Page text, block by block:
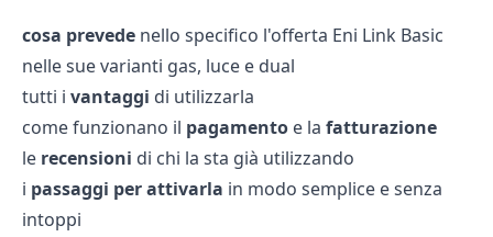
cosa prevede nello specifico l'offerta Eni Link Basic
nelle sue varianti gas, luce e dual
tutti i vantaggi di utilizzarla
come funzionano il pagamento e la fatturazione
le recensioni di chi la sta già utilizzando
i passaggi per attivarla in modo semplice e senza
intoppi